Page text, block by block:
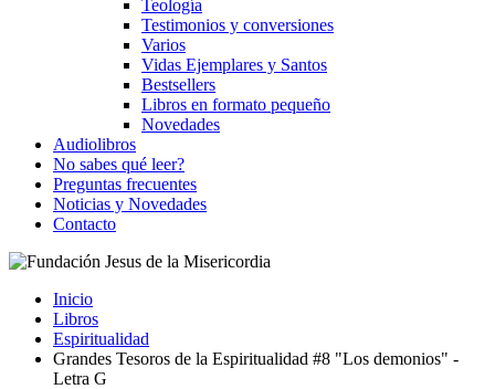
Teología
Testimonios y conversiones
Varios
Vidas Ejemplares y Santos
Bestsellers
Libros en formato pequeño
Novedades
Audiolibros
No sabes qué leer?
Preguntas frecuentes
Noticias y Novedades
Contacto
Inicio
Libros
Espiritualidad
Grandes Tesoros de la Espiritualidad #8 "Los demonios" -
Letra G